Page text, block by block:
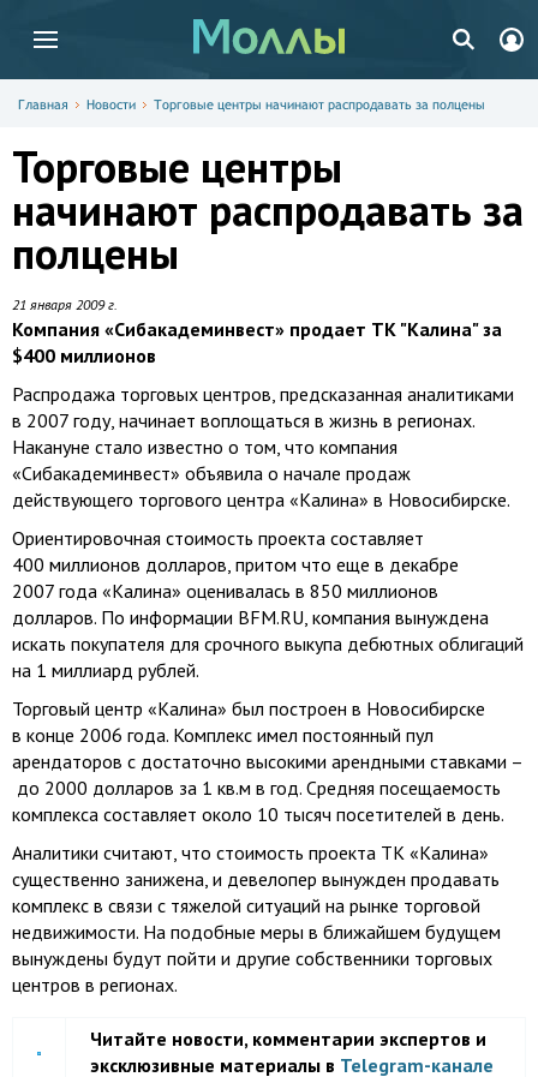
Главная Новости Торговые центры начинают распродавать за полцены
Торговые центры
начинают распродавать за
полцены
21 января 2009 г.
Компания «Сибакадеминвест» продает ТК "Калина" за
$400 миллионов
Распродажа торговых центров, предсказанная аналитиками
в 2007 году, начинает воплощаться в жизнь в регионах.
Накануне стало известно о том, что компания
«Сибакадеминвест» объявила о начале продаж
действующего торгового центра «Калина» в Новосибирске.
Ориентировочная стоимость проекта составляет
400 миллионов долларов, притом что еще в декабре
2007 года «Калина» оценивалась в 850 миллионов
долларов. По информации BFM.RU, компания вынуждена
искать покупателя для срочного выкупа дебютных облигаций
на 1 миллиард рублей.
Торговый центр «Калина» был построен в Новосибирске
в конце 2006 года. Комплекс имел постоянный пул
арендаторов с достаточно высокими арендными ставками –
до 2000 долларов за 1 кв.м в год. Средняя посещаемость
комплекса составляет около 10 тысяч посетителей в день.
Аналитики считают, что стоимость проекта ТК «Калина»
существенно занижена, и девелопер вынужден продавать
комплекс в связи с тяжелой ситуаций на рынке торговой
недвижимости. На подобные меры в ближайшем будущем
вынуждены будут пойти и другие собственники торговых
центров в регионах.
Читайте новости, комментарии экспертов и
эксклюзивные материалы в Telegram-канале